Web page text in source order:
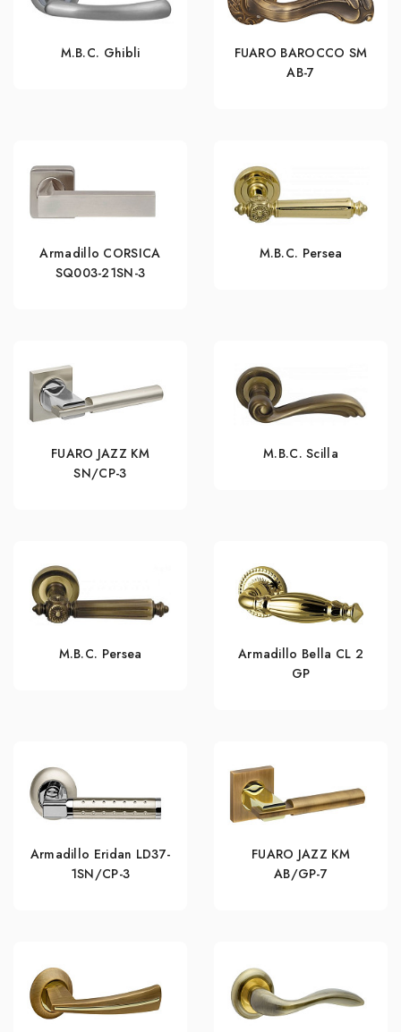
M.B.C. Ghibli
FUARO BAROCCO SM
AB-7
Armadillo CORSICA
SQ003-21SN-3
M.B.C. Persea
FUARO JAZZ KM
SN/CP-3
M.B.C. Scilla
M.B.C. Persea
Armadillo Bella CL 2
GP
Armadillo Eridan LD37-
1SN/CP-3
FUARO JAZZ KM
AB/GP-7